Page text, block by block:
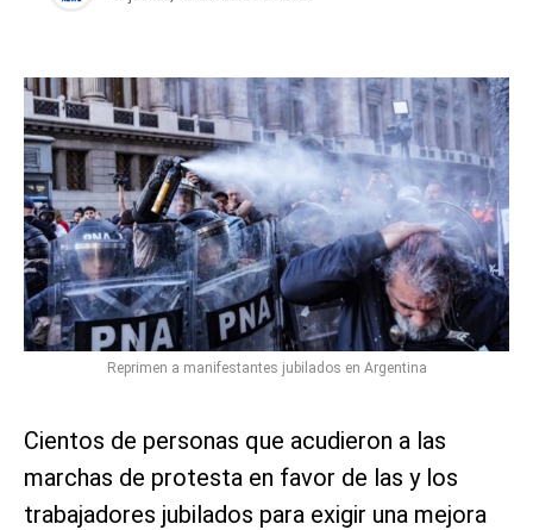
Reprimen a manifestantes jubilados en Argentina
Cientos de personas que acudieron a las
marchas de protesta en favor de las y los
trabajadores jubilados para exigir una mejora